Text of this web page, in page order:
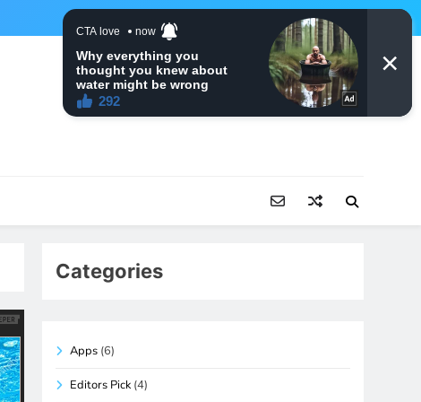
Categories
Apps (6)
Editors Pick (4)